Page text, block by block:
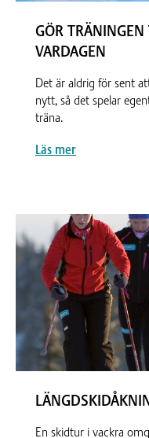
GÖR
VARDAGEN
Det är aldrig för sent
nytt, så det spelar
träna.
Läs mer
En skidtur i vackra